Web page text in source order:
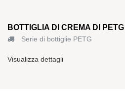
BOTTIGLIA DI CREMA DI PETG
Serie di bottiglie PETG
Visualizza dettagli